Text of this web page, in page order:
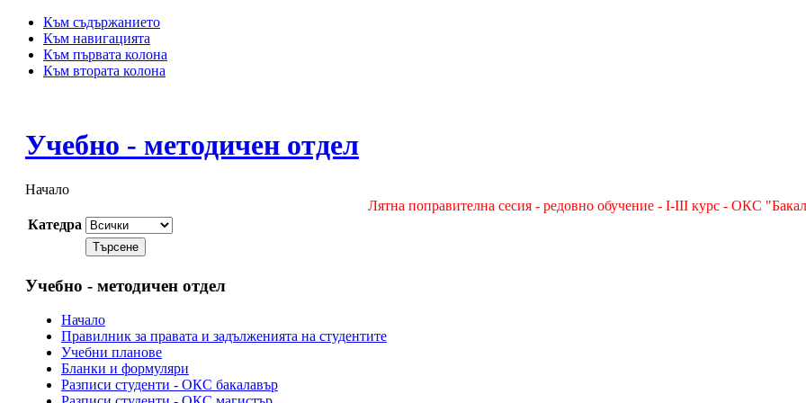
Към съдържанието
Към навигацията
Към първата колона
Към втората колона
Учебно - методичен отдел
Начало
Лятна поправителна сесия - редовно обучение - I-III курс - ОКС
Катедра
Учебно - методичен отдел
Начало
Правилник за правата и задълженията на студентите
Учебни планове
Бланки и формуляри
Разписи студенти - ОКС бакалавър